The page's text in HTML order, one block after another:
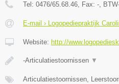
Tel: 0476/65.68.46, Fax: -,
E-mail › Logopediepraktijk
Website: http://
-Articulatiestoornissen ▼
Articulatiestoornissen,